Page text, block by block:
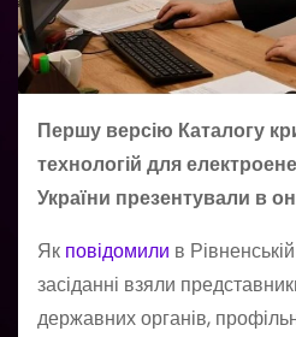
Першу версію Каталогу
технологій для
України презентували в
Як повідомили в
засіданні взяли
державних органів,